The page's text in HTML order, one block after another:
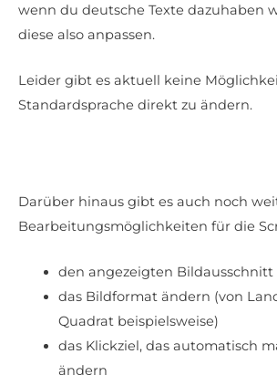
wenn du deutsche Texte dazuhaben
diese also anpassen.
Leider gibt es aktuell keine
Standardsprache direkt zu ändern.
Darüber hinaus gibt es auch noch
Bearbeitungsmöglichkeiten für die
den angezeigten Bildausschnitt
das Bildformat ändern (von
Quadrat beispielsweise)
das Klickziel, das automatisch
ändern